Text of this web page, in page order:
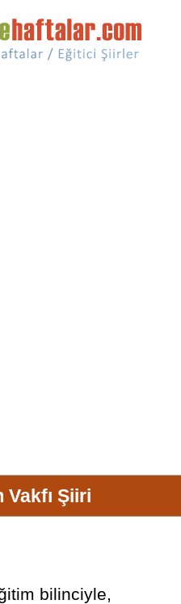
Şiiri
bilinciyle,